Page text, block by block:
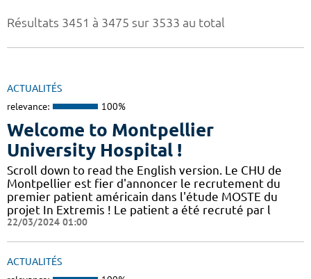
Résultats 3451 à 3475 sur 3533 au total
ACTUALITÉS
relevance: 100%
Welcome to Montpellier
University Hospital !
Scroll down to read the English version. Le CHU de
Montpellier est fier d'annoncer le recrutement du
premier patient américain dans l'étude MOSTE du
projet In Extremis ! Le patient a été recruté par l
22/03/2024 01:00
ACTUALITÉS